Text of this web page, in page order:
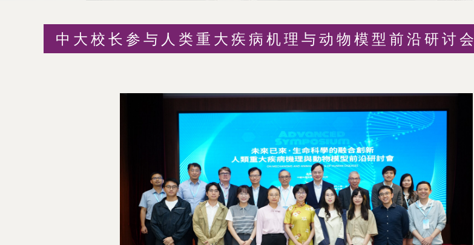
中大校长参与人类重大疾病机理与动物模型前沿研讨会